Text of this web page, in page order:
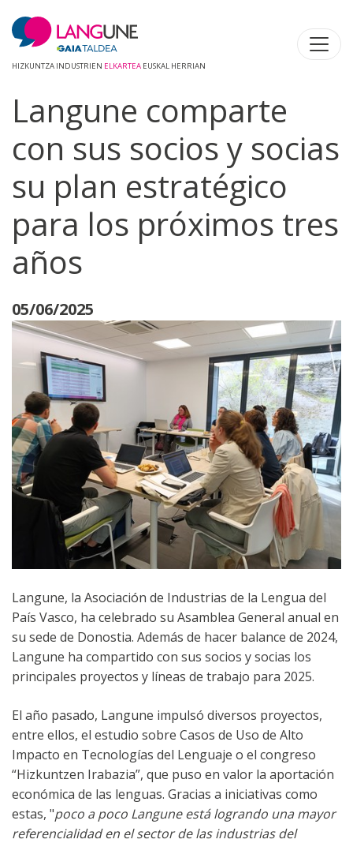
HIZKUNTZA INDUSTRIEN ELKARTEA EUSKAL HERRIAN
Langune comparte
con sus socios y socias
su plan estratégico
para los próximos tres
años
05/06/2025
Langune, la Asociación de Industrias de la Lengua del
País Vasco, ha celebrado su Asamblea General anual en
su sede de Donostia. Además de hacer balance de 2024,
Langune ha compartido con sus socios y socias los
principales proyectos y líneas de trabajo para 2025.
El año pasado, Langune impulsó diversos proyectos,
entre ellos, el estudio sobre Casos de Uso de Alto
Impacto en Tecnologías del Lenguaje o el congreso
“Hizkuntzen Irabazia”, que puso en valor la aportación
económica de las lenguas. Gracias a iniciativas como
estas, "poco a poco Langune está logrando una mayor
referencialidaden el sector de las industrias del